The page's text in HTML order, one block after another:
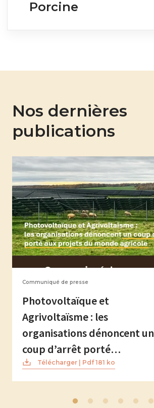
Porcine
Nos dernières
publications
Communiqué de presse
Photovoltaïque et
Agrivoltaïsme : les
organisations dénoncent un
coup d’arrêt porté…
Télécharger | Pdf 181 ko